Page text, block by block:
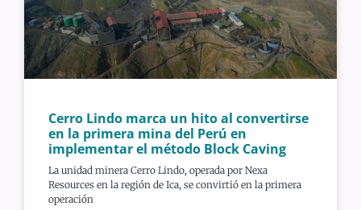
Cerro Lindo marca un hito al convertirse
en la primera mina del Perú en
implementar el método Block Caving
La unidad minera Cerro Lindo, operada por Nexa
Resources en la región de Ica, se convirtió en la primera
operación